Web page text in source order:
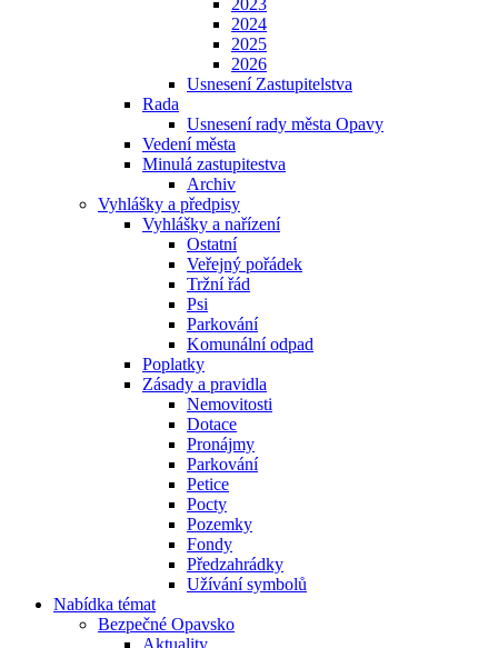
2023
2024
2025
2026
Usnesení Zastupitelstva
Rada
Usnesení rady města Opavy
Vedení města
Minulá zastupitestva
Archiv
Vyhlášky a předpisy
Vyhlášky a nařízení
Ostatní
Veřejný pořádek
Tržní řád
Psi
Parkování
Komunální odpad
Poplatky
Zásady a pravidla
Nemovitosti
Dotace
Pronájmy
Parkování
Petice
Pocty
Pozemky
Fondy
Předzahrádky
Užívání symbolů
Nabídka témat
Bezpečné Opavsko